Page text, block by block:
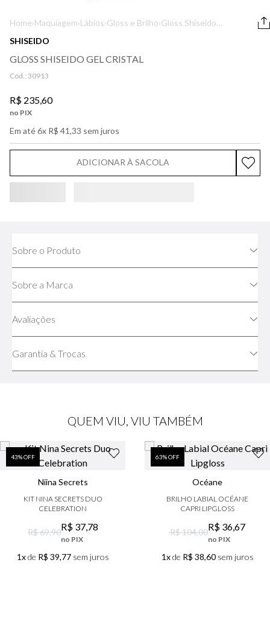
Home›Maquiagem›Lábios›Gloss e Brilho›Gloss Shiseido
SHISEIDO
GLOSS SHISEIDO GEL CRISTAL
Cód.: 30913
R$ 235,60
no PIX
Em até6x R$ 41,33 sem juros
ADICIONAR À SACOLA
Sobre o Produto
Sobre a Marca
Avaliações
Garantia & Trocas
QUEM VIU, VIU TAMBÉM
43% OFF
Niina Secrets
KIT NINA SECRETS DUO
CELEBRATION
R$ 69,90R$ 37,78
no PIX
1xde R$ 39,77sem juros
63% OFF
Océane
BRILHO LABIAL OCÉANE
CAPRI LIPGLOSS
R$ 104,00R$ 36,67
no PIX
1xde R$ 38,60sem juros